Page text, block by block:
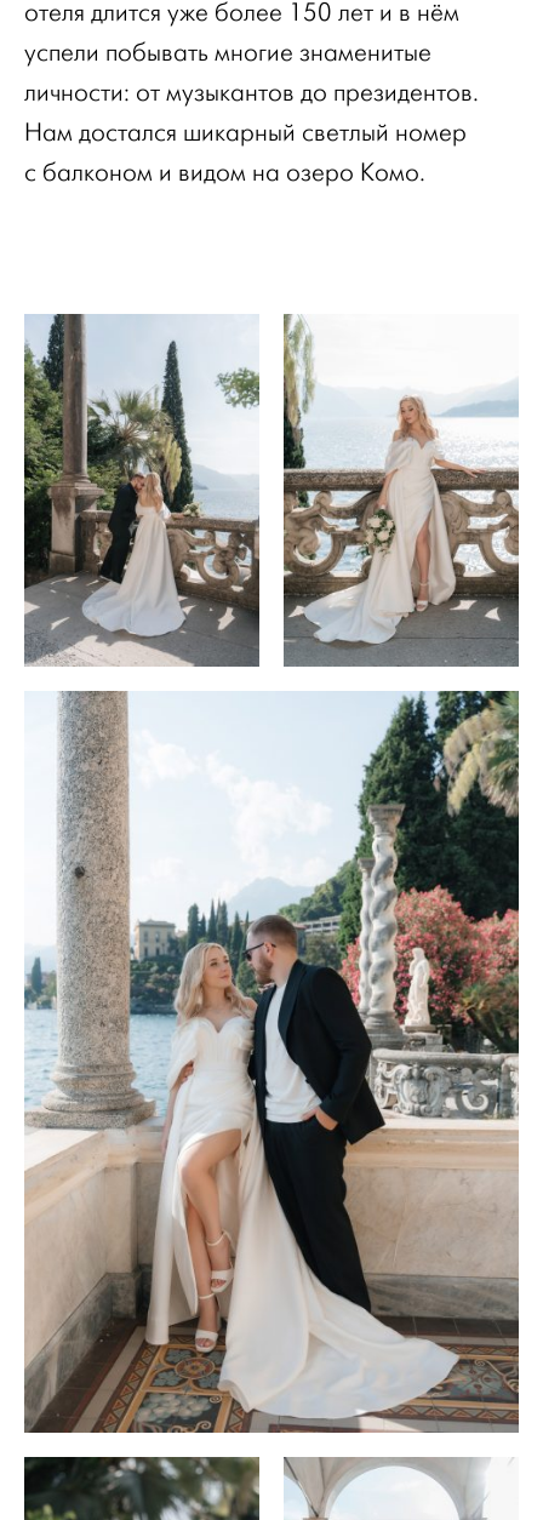
отеля длится уже более 150 лет и в нём
успели побывать многие знаменитые
личности: от музыкантов до президентов.
Нам достался шикарный светлый номер
с балконом и видом на озеро Комо.